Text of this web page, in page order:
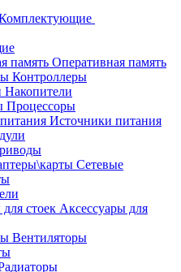
Оперативная память
Контроллеры
Накопители
Процессоры
Источники питания
Сетевые
Аксессуары для
Вентиляторы